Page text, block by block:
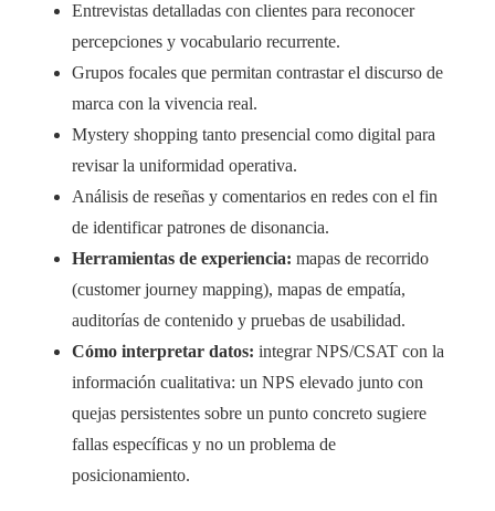
Entrevistas detalladas con clientes para reconocer
percepciones y vocabulario recurrente.
Grupos focales que permitan contrastar el discurso de
marca con la vivencia real.
Mystery shopping tanto presencial como digital para
revisar la uniformidad operativa.
Análisis de reseñas y comentarios en redes con el fin
de identificar patrones de disonancia.
Herramientas de experiencia: mapas de recorrido
(customer journey mapping), mapas de empatía,
auditorías de contenido y pruebas de usabilidad.
Cómo interpretar datos: integrar NPS/CSAT con la
información cualitativa: un NPS elevado junto con
quejas persistentes sobre un punto concreto sugiere
fallas específicas y no un problema de
posicionamiento.